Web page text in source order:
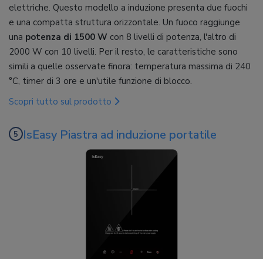
elettriche. Questo modello a induzione presenta due fuochi
e una compatta struttura orizzontale. Un fuoco raggiunge
una potenza di 1500 W con 8 livelli di potenza, l'altro di
2000 W con 10 livelli. Per il resto, le caratteristiche sono
simili a quelle osservate finora: temperatura massima di 240
°C, timer di 3 ore e un'utile funzione di blocco.
Scopri tutto sul prodotto
IsEasy Piastra ad induzione portatile